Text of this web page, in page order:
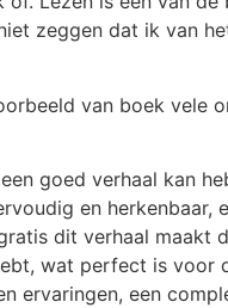
zeggen dat ik van
van boek vele
goed verhaal kan
en herkenbaar,
dit verhaal maakt
wat perfect is voor
ervaringen, een